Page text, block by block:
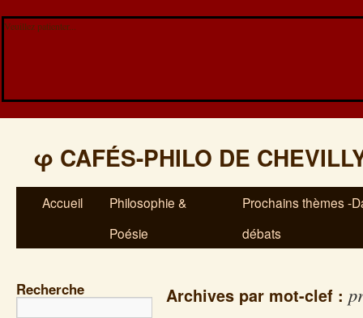
Veuillez patienter...
φ CAFÉS-PHILO DE
Accueil
Philosophie &
Poésie
Prochains thèmes -
débats
Recherche Archives par mot-clef :